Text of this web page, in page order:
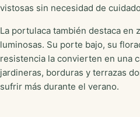
vistosas sin necesidad de
La portulaca también destaca en
luminosas. Su porte bajo, su
resistencia la convierten en una
jardineras, borduras y terrazas
sufrir más durante el verano.